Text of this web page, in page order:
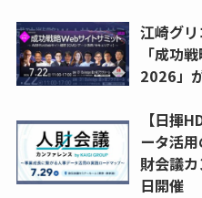
江崎グ
「成功
2026」
【日揮
ータ活
財会議
日開催